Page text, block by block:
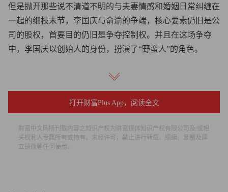
但是抛开那些说不清道不明的与夫妻情感和婚姻日常纠缠在
一起的细枝末节，李国庆与俞渝的争端，核心要素仍旧是公
司的股权，首要目的仍旧是争夺控制权。并且在这场争夺
中，李国庆以创始人的身份，扮演了“野蛮人”的角色。
野蛮人概念出自布莱恩.巴勒和约翰.海勒合写的《Barbarians
野蛮人：RJR纳贝斯克的陨落》。这本书记录了1988年美国
第二大烟草公司RJR融资收购饼干生产商Nabisco的交易。这
在当年是轰动美国的超级收购案，除了见证收购案签字仪式
的律师以及媒体阵容超乎想象之外，收购案背后的故事中充
打开财富Plus App，阅读全文
财富中文网所刊载内容之知识产权为财富媒体知识产权有限公司及/或相
关权利人专属所有或持有。未经许可，禁止进行转载、摘编、复制及建
立镜像等任何使用。